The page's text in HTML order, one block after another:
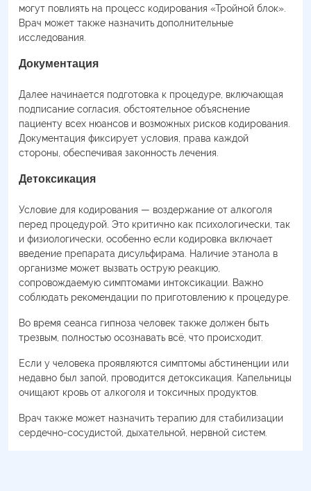
могут повлиять на процесс кодирования «Тройной блок».
Врач может также назначить дополнительные
исследования.
Документация
Далее начинается подготовка к процедуре, включающая
подписание согласия, обстоятельное объяснение
пациенту всех нюансов и возможных рисков кодирования.
Документация фиксирует условия, права каждой
стороны, обеспечивая законность лечения.
Детоксикация
Условие для кодирования — воздержание от алкоголя
перед процедурой. Это критично как психологически, так
и физиологически, особенно если кодировка включает
введение препарата дисульфирама. Наличие этанола в
организме может вызвать острую реакцию,
сопровождаемую симптомами интоксикации. Важно
соблюдать рекомендации по приготовлению к процедуре.
Во время сеанса гипноза человек также должен быть
трезвым, полностью осознавать всё, что происходит.
Если у человека проявляются симптомы абстиненции или
недавно был запой, проводится детоксикация. Капельницы
очищают кровь от алкоголя и токсичных продуктов.
Врач также может назначить терапию для стабилизации
сердечно-сосудистой, дыхательной, нервной систем.